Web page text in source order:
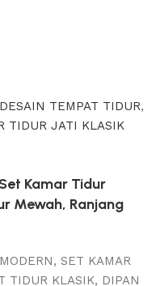
DESAIN TEMPAT TIDUR,
TIDUR JATI KLASIK
Kamar Tidur
Mewah, Ranjang
SET KAMAR
TIDUR KLASIK, DIPAN